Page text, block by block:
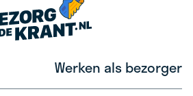
Werken als bezorger